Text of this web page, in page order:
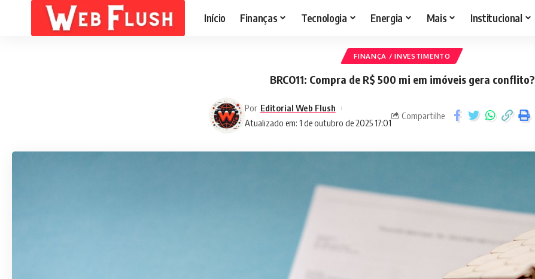
Início Finanças Tecnologia Energia Mais Institucional
FINANÇA / INVESTIMENTO
BRCO11: Compra de R$ 500 mi em imóveis gera conflito?
Atualizado em: 1 de outubro de 2025 17:01
Por Editorial Web Flush
Compartilhe